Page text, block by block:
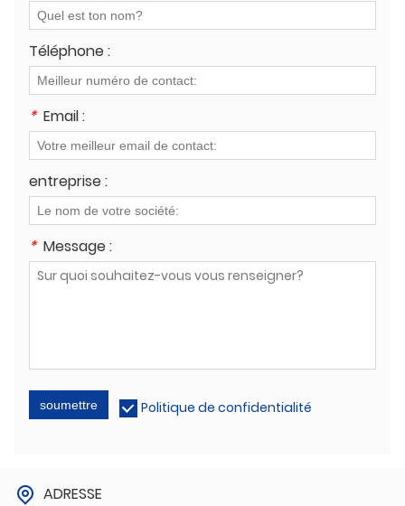
Téléphone :
* Email :
entreprise :
* Message :
soumettre Politique de confidentialité
ADRESSE